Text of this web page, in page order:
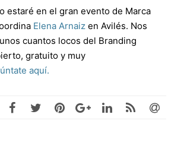
estaré en el gran evento de Marca
Elena Arnaiz en Avilés. Nos
cuantos locos del Branding
gratuito y muy
aquí.